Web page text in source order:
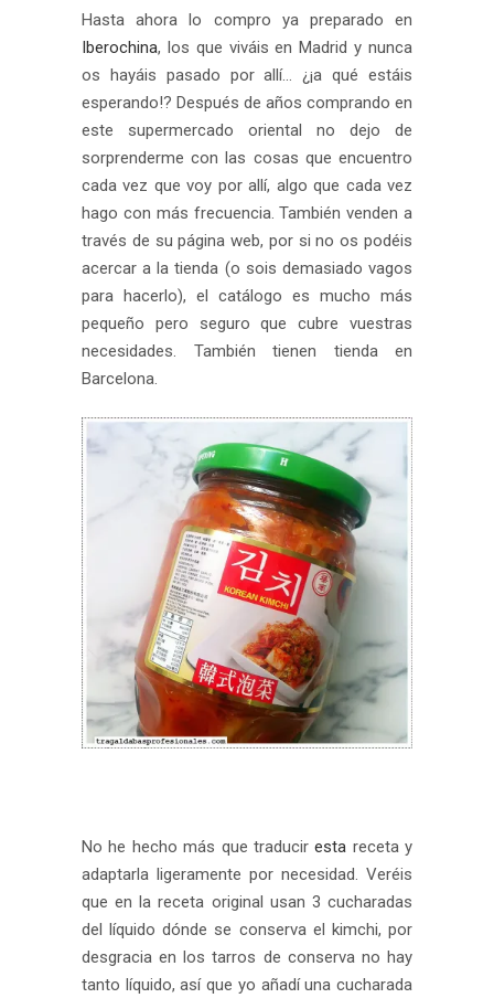
Hasta ahora lo compro ya preparado en
Iberochina, los que viváis en Madrid y nunca
os hayáis pasado por allí… ¿¡a qué estáis
esperando!? Después de años comprando en
este supermercado oriental no dejo de
sorprenderme con las cosas que encuentro
cada vez que voy por allí, algo que cada vez
hago con más frecuencia. También venden a
través de su página web, por si no os podéis
acercar a la tienda (o sois demasiado vagos
para hacerlo), el catálogo es mucho más
pequeño pero seguro que cubre vuestras
necesidades. También tienen tienda en
Barcelona.
No he hecho más que traduciresta receta y
adaptarla ligeramente por necesidad. Veréis
que en la receta original usan 3 cucharadas
del líquido dónde se conserva el kimchi, por
desgracia en los tarros de conserva no hay
tanto líquido, así que yo añadí una cucharada